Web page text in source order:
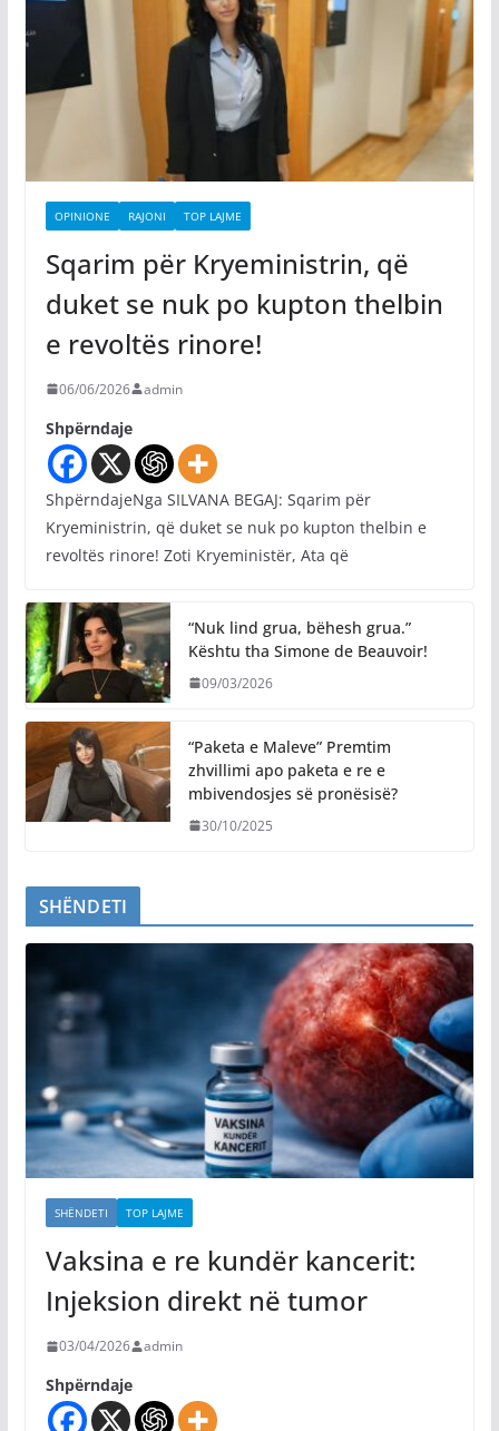
OPINIONE RAJONI TOP LAJME
Sqarim për Kryeministrin, që
duket se nuk po kupton thelbin
e revoltës rinore!
06/06/2026 admin
Shpërndaje
ShpërndajeNga SILVANA BEGAJ: Sqarim për
Kryeministrin, që duket se nuk po kupton thelbin e
revoltës rinore! Zoti Kryeministër, Ata që
“Nuk lind grua, bëhesh grua.”
Kështu tha Simone de Beauvoir!
09/03/2026
“Paketa e Maleve” Premtim
zhvillimi apo paketa e re e
mbivendosjes së pronësisë?
30/10/2025
SHËNDETI
SHËNDETI TOP LAJME
Vaksina e re kundër kancerit:
Injeksion direkt në tumor
03/04/2026 admin
Shpërndaje